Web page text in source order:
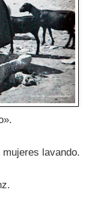
lavando.